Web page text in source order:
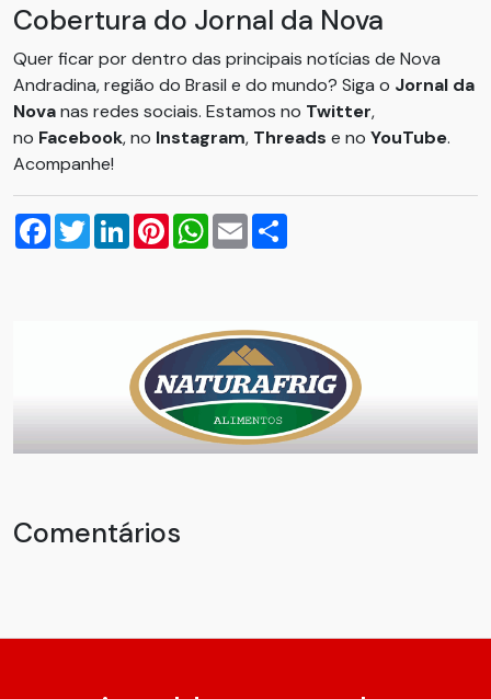
Cobertura do Jornal da Nova
Quer ficar por dentro das principais notícias de Nova
Andradina, região do Brasil e do mundo? Siga o Jornal da
Novanas redes sociais. Estamos no Twitter,
no Facebook, no Instagram, Threads e no YouTube.
Acompanhe!
Facebook
TwitterLinkedInPinterestWhatsApp
Email
Comentários